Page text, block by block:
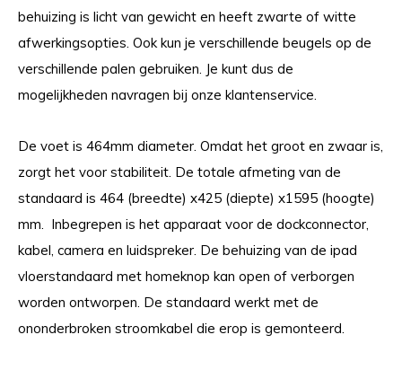
behuizing is licht van gewicht en heeft zwarte of witte
afwerkingsopties. Ook kun je verschillende beugels op de
verschillende palen gebruiken. Je kunt dus de
mogelijkheden navragen bij onze klantenservice.
De voet is 464mm diameter. Omdat het groot en zwaar is,
zorgt het voor stabiliteit. De totale afmeting van de
standaard is 464 (breedte) x425 (diepte) x1595 (hoogte)
mm. Inbegrepen is het apparaat voor de dockconnector,
kabel, camera en luidspreker. De behuizing van de ipad
vloerstandaard met homeknop kan open of verborgen
worden ontworpen. De standaard werkt met de
ononderbroken stroomkabel die erop is gemonteerd.